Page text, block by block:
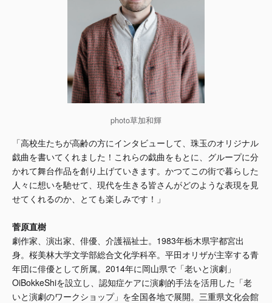
photo草加和輝
「高校生たちが高齢の方にインタビューして、珠玉のオリジナル
戯曲を書いてくれました！これらの戯曲をもとに、グループに分
かれて舞台作品を創り上げていきます。かつてこの街で暮らした
人々に想いを馳せて、現代を生きる皆さんがどのような表現を見
せてくれるのか、とても楽しみです！」
菅原直樹
劇作家、演出家、俳優、介護福祉士。1983年栃木県宇都宮出
身。桜美林大学文学部総合文化学科卒。平田オリザが主宰する青
年団に俳優として所属。2014年に岡山県で「老いと演劇」
OiBokkeShiを設立し、認知症ケアに演劇的手法を活用した「老
いと演劇のワークショップ」を全国各地で展開。三重県文化会館